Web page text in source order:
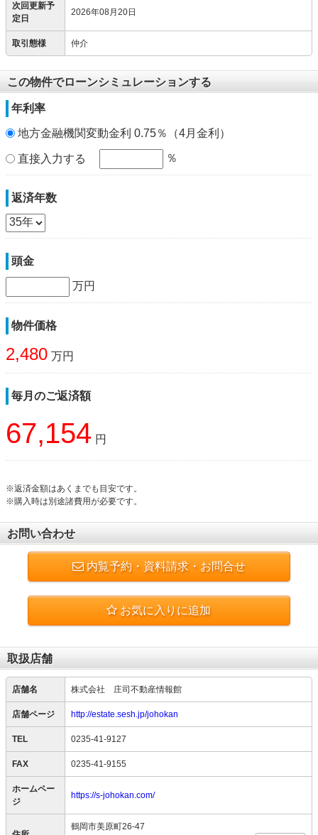
次回更新予
定日
2026年08月20日
取引態様 仲介
この物件でローンシミュレーションする
年利率
地方金融機関変動金利 0.75％（4月金利）
直接入力する ％
返済年数
頭金
万円
物件価格
2,480 万円
毎月のご返済額
67,154 円
※返済金額はあくまでも目安です。
※購入時は別途諸費用が必要です。
お問い合わせ
内覧予約・資料請求・お問合せ
お気に入りに追加
取扱店舗
店舗名 株式会社 庄司不動産情報館
店舗ページ http://estate.sesh.jp/johokan
TEL 0235-41-9127
FAX 0235-41-9155
ホームペー
ジ
https://s-johokan.com/
鶴岡市美原町26-47